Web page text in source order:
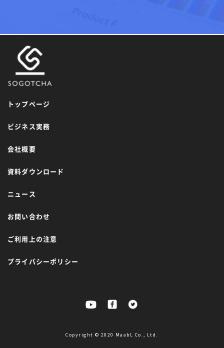
トップページ
ビジネス実務
会社概要
資料ダウンロード
ニュース
お問い合わせ
ご利用上の注意
プライバシーポリシー
Copyright © 2020 MaabL Co., Ltd.